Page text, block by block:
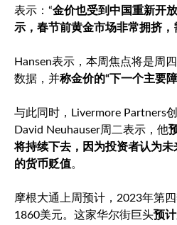
表示：“金价也受到中国重新开
示，春节前黄金市场非常拥挤，
Hansen表示，本周焦点将是周
数据，并称金价的“下一个主要
与此同时，Livermore Partners
David Neuhauser周二表示，他
将持续下去，因为投资者认为
的货币贬值。
摩根大通上周预计，2023年第
1860美元。这家华尔街巨头预